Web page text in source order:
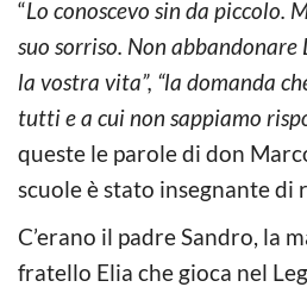
“Lo conoscevo sin da piccolo.
suo sorriso. Non
la vostra vita”, “la domanda
tutti e a cui non sappiamo
queste le parole di don
scuole è stato insegnante di
C’erano il padre Sandro, la
fratello Elia che gioca nel